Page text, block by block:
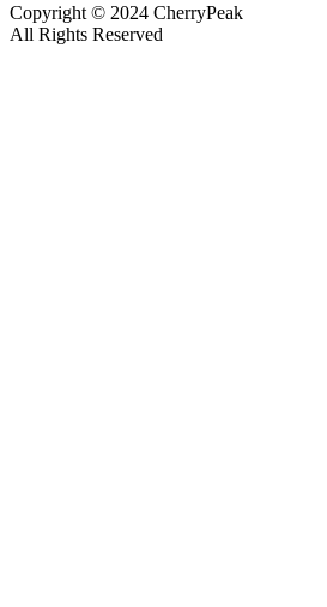
Copyright © 2024 CherryPeak
All Rights Reserved